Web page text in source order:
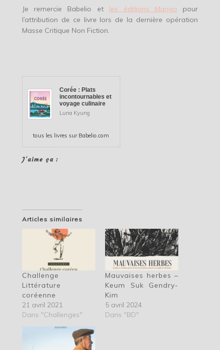
Je remercie Babelio et les éditions Mango pour
l’attribution de ce livre lors de la dernière opération
Masse Critique Non Fiction.
Corée : Plats
incontournables et
voyage culinaire
Luna Kyung
tous les livres sur Babelio.com
J’aime ça :
Articles similaires
Challenge
Littérature
coréenne
21 avril 2021
Dans "Challenges"
Mauvaises herbes –
Keum Suk Gendry-
Kim
5 avril 2024
Dans "BD"